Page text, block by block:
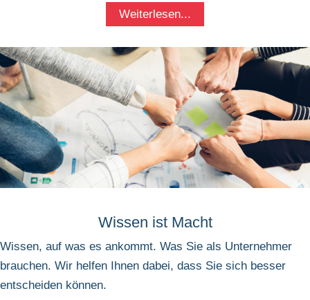
Weiterlesen...
Wissen ist Macht
Wissen, auf was es ankommt. Was Sie als Unternehmer
brauchen. Wir helfen Ihnen dabei, dass Sie sich besser
entscheiden können.